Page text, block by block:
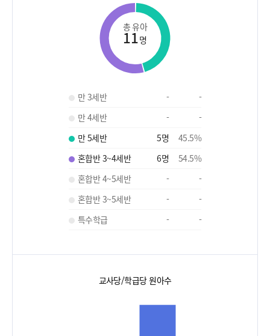
총 유아
11명
만 3세반 -
-
만 4세반
-
-
만 5세반
5명 45.5%
혼합반 3~4세반
6명 54.5%
혼합반 4~5세반
-
-
혼합반 3~5세반
-
-
특수학급
- -
교사당/학급당 원아수